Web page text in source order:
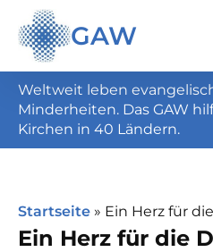
GAW
Weltweit leben
Minderheiten. Das GAW
Kirchen in 40 Ländern.
Startseite » Ein Herz für
Ein Herz für die